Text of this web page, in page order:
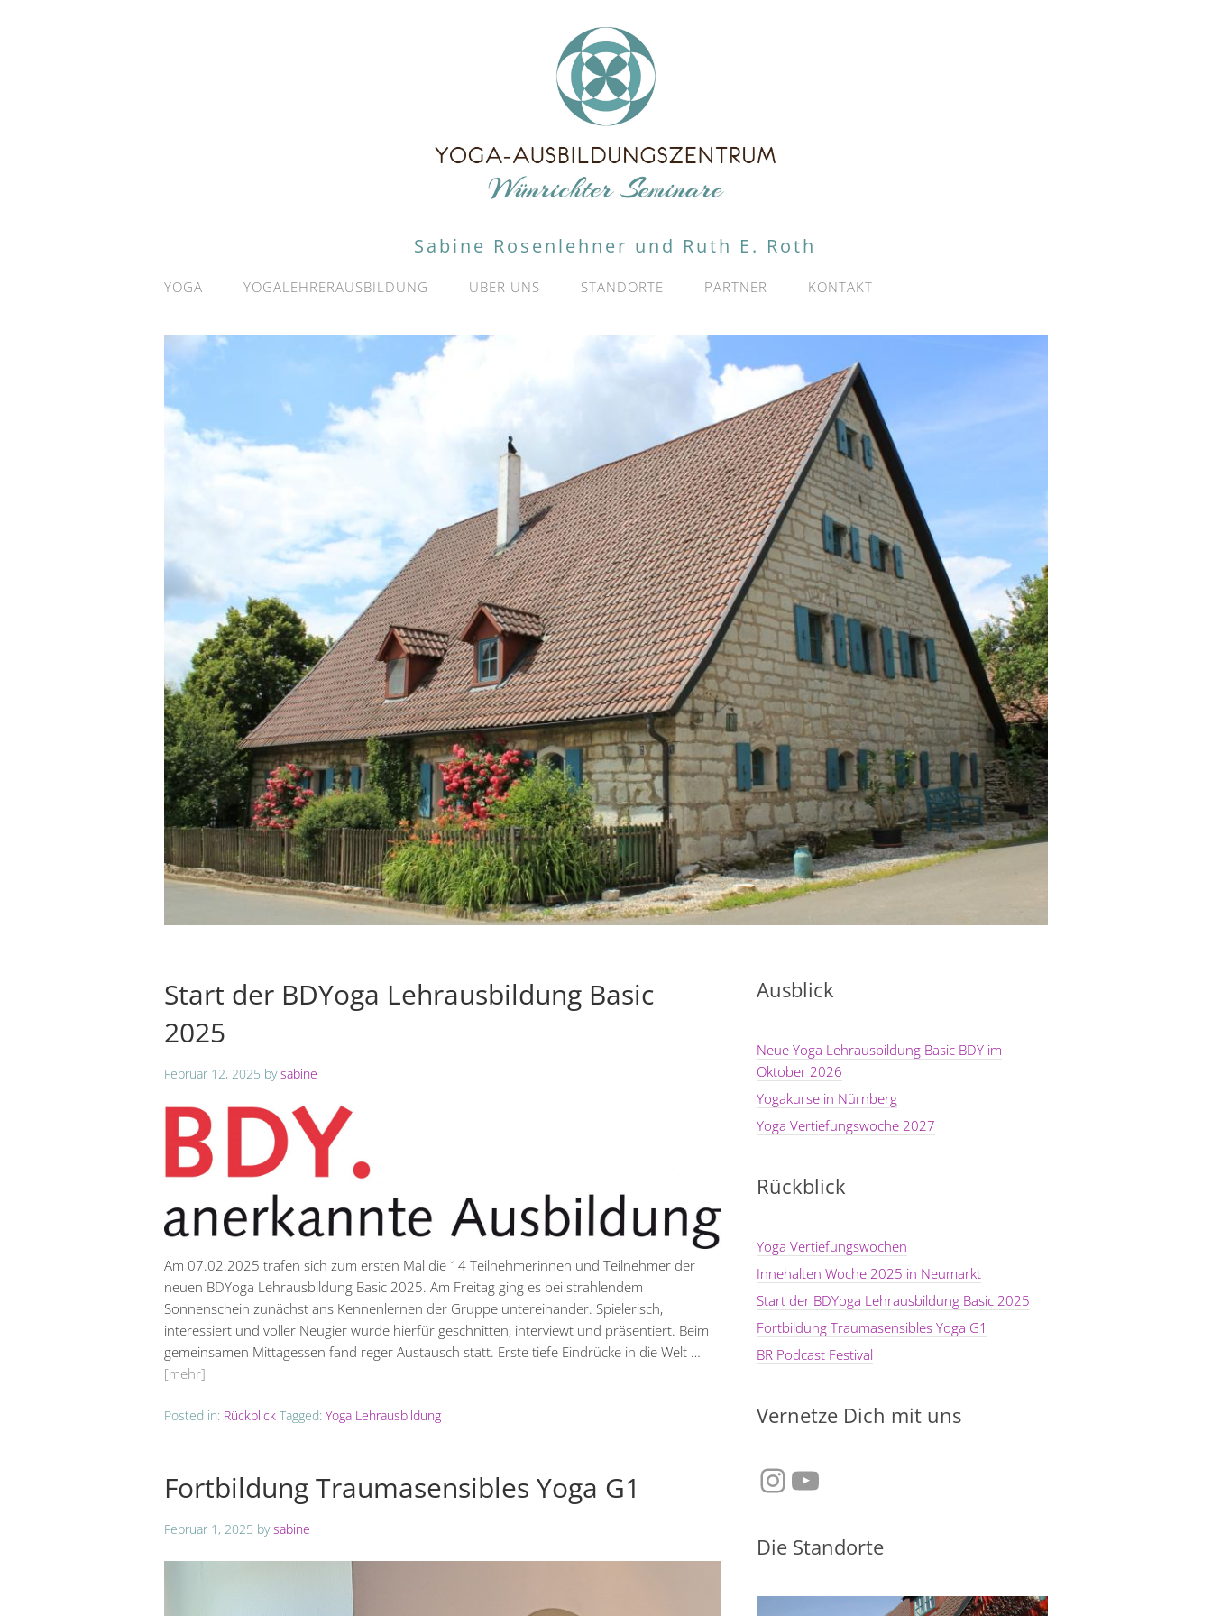
Sabine Rosenlehner und Ruth E. Roth
YOGA YOGALEHRERAUSBILDUNG ÜBER UNS STANDORTE PARTNER KONTAKT
Start der BDYoga Lehrausbildung Basic
2025
Februar 12, 2025 bysabine
Am 07.02.2025 trafen sich zum ersten Mal die 14 Teilnehmerinnen und Teilnehmer der
neuen BDYoga Lehrausbildung Basic 2025. Am Freitag ging es bei strahlendem
Sonnenschein zunächst ans Kennenlernen der Gruppe untereinander. Spielerisch,
interessiert und voller Neugier wurde hierfür geschnitten, interviewt und präsentiert. Beim
gemeinsamen Mittagessen fand reger Austausch statt. Erste tiefe Eindrücke in die Welt …
[mehr]
Posted in: Rückblick Tagged: Yoga Lehrausbildung
Fortbildung Traumasensibles Yoga G1
Februar 1, 2025 bysabine
Ausblick
Neue Yoga Lehrausbildung Basic BDY im
Oktober 2026
Yogakurse in Nürnberg
Yoga Vertiefungswoche 2027
Rückblick
Yoga Vertiefungswochen
Innehalten Woche 2025 in Neumarkt
Start der BDYoga Lehrausbildung Basic 2025
Fortbildung Traumasensibles Yoga G1
BR Podcast Festival
Vernetze Dich mit uns
Instagram
YouTube
Die Standorte